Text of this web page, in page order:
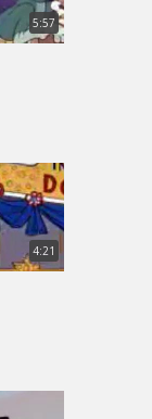
5:57
4:21